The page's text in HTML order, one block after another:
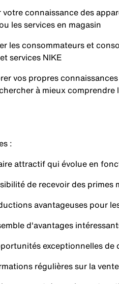
connaissance des
les services en magasin
consommateurs et
services NIKE
propres connaissances
à mieux
:
attractif qui évolue en
de recevoir des primes
avantageuses pour les
d'avantages
exceptionnelles de
régulières sur la